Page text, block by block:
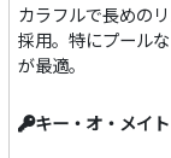
カラフルで長めの
採用。特にプール
が最適。
キー・オ・メイ